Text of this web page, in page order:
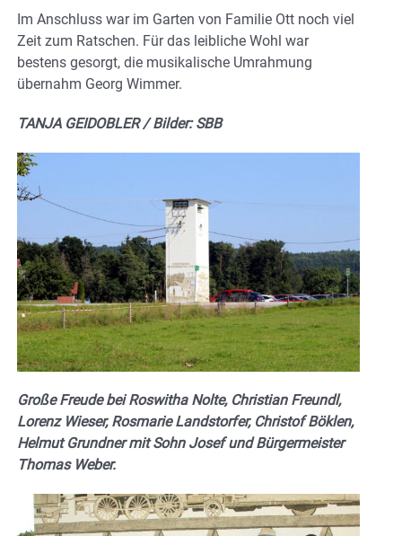
Im Anschluss war im Garten von Familie Ott noch viel
Zeit zum Ratschen. Für das leibliche Wohl war
bestens gesorgt, die musikalische Umrahmung
übernahm Georg Wimmer.
TANJA GEIDOBLER / Bilder: SBB
Große Freude bei Roswitha Nolte, Christian Freundl,
Lorenz Wieser, Rosmarie Landstorfer, Christof Böklen,
Helmut Grundner mit Sohn Josef und Bürgermeister
Thomas Weber.